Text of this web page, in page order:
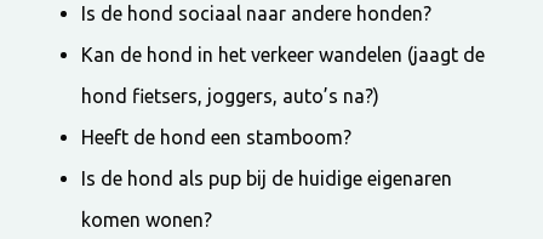
Is de hond sociaal naar andere honden?
Kan de hond in het verkeer wandelen (jaagt de
hond fietsers, joggers, auto’s na?)
Heeft de hond een stamboom?
Is de hond als pup bij de huidige eigenaren
komen wonen?